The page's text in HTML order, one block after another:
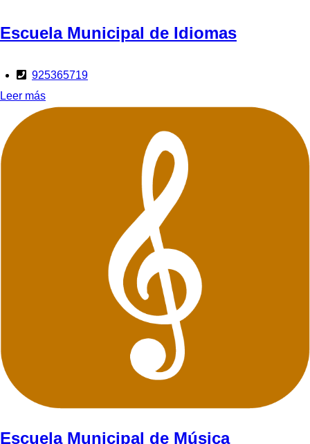
Escuela Municipal de Idiomas
925365719
Leer más
Escuela Municipal de Música